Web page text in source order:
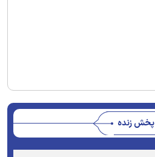
پخش زنده